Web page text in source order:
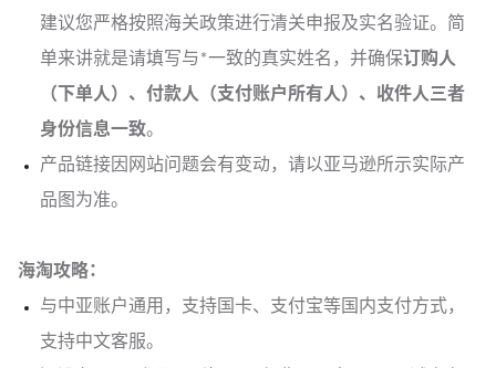
建议您严格按照海关政策进行清关申报及实名验证。简
单来讲就是请填写与*一致的真实姓名，并确保订购人
（下单人）、付款人（支付账户所有人）、收件人三者
身份信息一致。
产品链接因网站问题会有变动，请以亚马逊所示实际产
品图为准。
海淘攻略：
与中亚账户通用，支持国卡、支付宝等国内支付方式，
支持中文客服。